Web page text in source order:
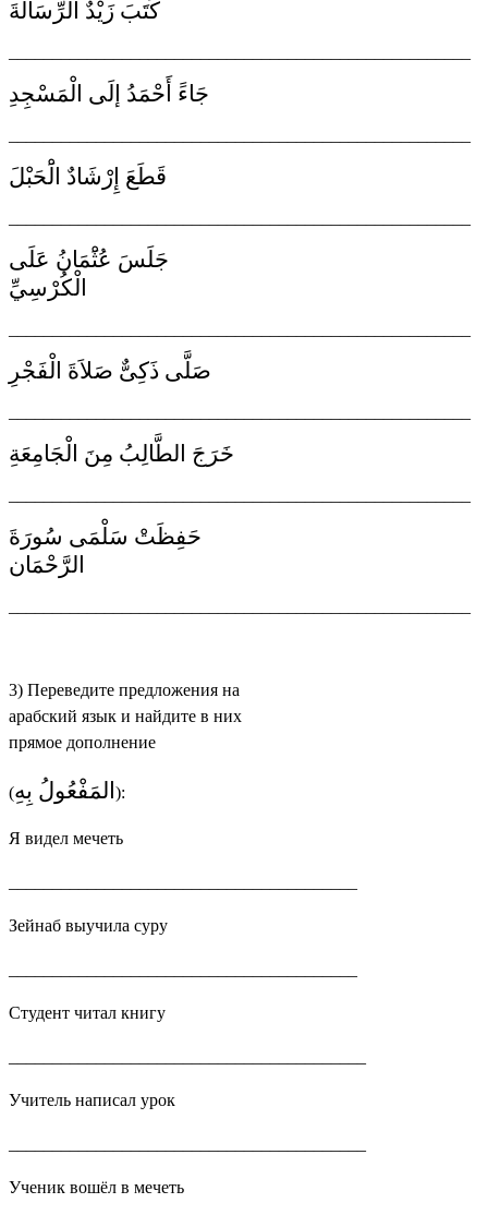
كَتَبَ زَيْدٌ الرِّسَالَةَ
جَاءََ أَحْمَدُ إلَى الْمَسْجِدِ
قَطَعَ إِرْشَادٌ الَْحَبْلَ
جَلَسَ عُثَْمَانُ عَلَى
الْكُرْسِيِّ
صَلَّى ذَكِىٌّ صَلاَةَ الْفَجْرِ
خَرَجَ الطَّالِبُ مِنَ الْجَامِعَةِ
حَفِظَتْ سَلْمَى سُورَةَ
الرَّحْمَان
3) Переведите предложения на
арабский язык и найдите в них
прямое дополнение
(المَفْعُولُ بِهِ ):
Я видел мечеть
Зейнаб выучила суру
Студент читал книгу
Учитель написал урок
Ученик вошёл в мечеть